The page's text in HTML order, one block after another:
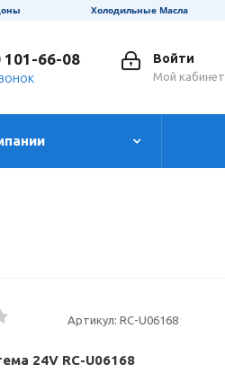
Холодильные Масла
Войти
Мой кабинет
101-66-08
Артикул: RC-U06168
24V RC-U06168